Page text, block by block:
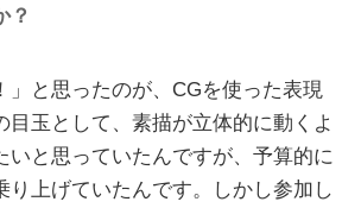
？
」と思ったのが、CGを使った表現
目玉として、素描が立体的に動くよ
いと思っていたんですが、予算的に
り上げていたんです。しかし参加し